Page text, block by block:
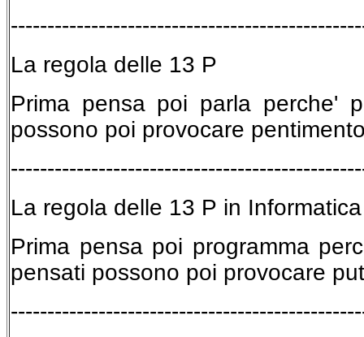
La regola delle 13 P
Prima pensa poi parla perche'
possono poi provocare
La regola delle 13 P in Informatica
Prima pensa poi programma
pensati possono poi provocare